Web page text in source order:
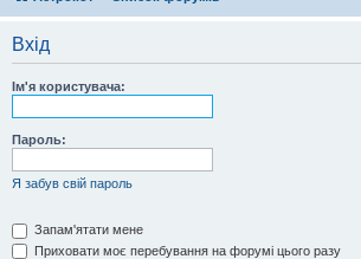
Вхід
Ім'я користувача:
Пароль:
Я забув свій пароль
Запам'ятати мене
Приховати моє перебування на форумі цього разу